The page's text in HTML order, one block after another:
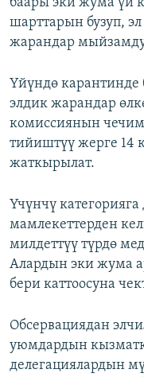
баары эки жума үй
шарттарын бузуп,
жарандар
Үйүндө карантинде
элдик жарандар
комиссиянын
тийиштүү жерге 14
жаткырылат.
Үчүнчү
мамлекеттерден
милдеттүү түрдө
Алардын эки жума
бери каттоосуна
Обсервациядан
уюмдардын
делегациялардын